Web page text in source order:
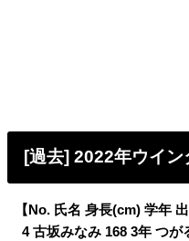
[過去] 2022年ウイン
【No. 氏名 身長(cm) 学年 出
04 古坂みなみ 168 3年 つが